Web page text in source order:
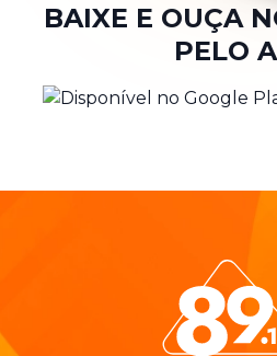
BAIXE E OUÇA
PELO